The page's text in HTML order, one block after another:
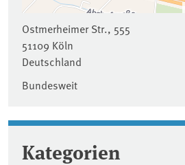
Ostmerheimer Str., 555
51109 Köln
Deutschland
Bundesweit
Kategorien